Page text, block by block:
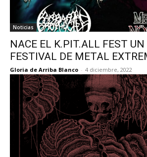
Noticias
NACE EL K.PIT.ALL FEST UN
FESTIVAL DE METAL
Gloria de Arriba Blanco - 4 diciembre, 2022